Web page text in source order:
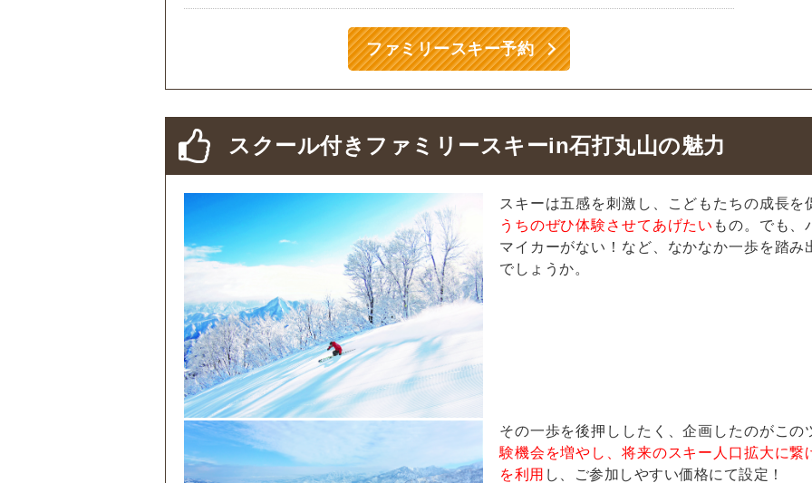
ファミリースキー予約
スクール付きファミリースキーin石打丸山の魅力
スキーは五感を刺激し、こどもたちの成長
うちのぜひ体験させてあげたい もの。でも、
マイカーがない！など、なかなか一歩を踏
でしょうか。
その一歩を後押ししたく、企画したのがこの
験機会を増やし、将来のスキー人口拡大に
を利用 し、ご参加しやすい価格にて設定！